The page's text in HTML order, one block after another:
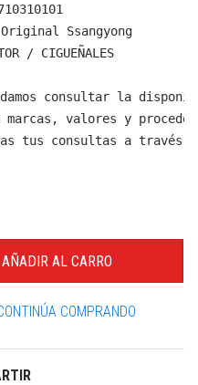
Ssangyong
/ CIGUEÑALES
consultar la
marcas, valores y
tus consultas a través
COMPRANDO